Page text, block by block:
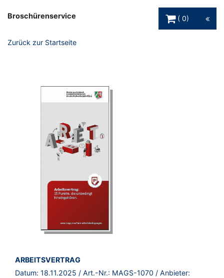
Broschürenservice
0
Zurück zur Startseite
BROSCHÜRE:
ARBEITSVERTRAG
Datum: 18.11.2025 / Art.-Nr.: MAGS-1070 / Anbieter: